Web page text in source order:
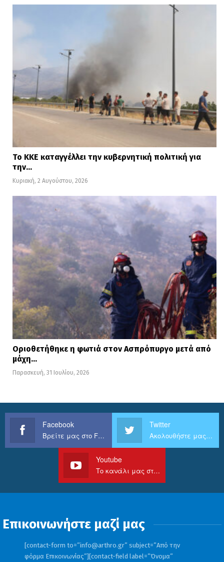
Το ΚΚΕ καταγγέλλει την κυβερνητική πολιτική για
την…
Κυριακή, 2 Αυγούστου, 2026
Οριοθετήθηκε η φωτιά στον Ασπρόπυργο μετά από
μάχη…
Παρασκευή, 31 Ιουλίου, 2026
Facebook
Βρείτε μας στο Facebook
Twitter
Ακολουθήστε μας στο Twitter
Youtube
Το κανάλι μας στο Youtube
Επικοινωνήστε μαζί μας
[contact-form to=”info@arthro.gr” subject=”Από την
φόρμα Επικοινωνίας”][contact-field label=”Όνομα”